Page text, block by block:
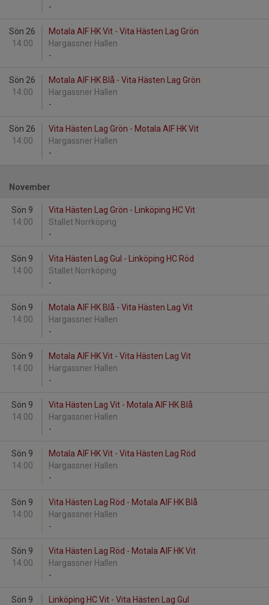
-
Sön 26
14:00
Motala AIF HK Vit - Vita Hästen Lag Grön
Hargassner Hallen
-
Sön 26
14:00
Motala AIF HK Blå - Vita Hästen Lag Grön
Hargassner Hallen
-
Sön 26
14:00
Vita Hästen Lag Grön - Motala AIF HK Vit
Hargassner Hallen
-
November
Sön 9
14:00
Vita Hästen Lag Grön - Linköping HC Vit
Stallet Norrköping
-
Sön 9
14:00
Vita Hästen Lag Gul - Linköping HC Röd
Stallet Norrköping
-
Sön 9
14:00
Motala AIF HK Blå - Vita Hästen Lag Vit
Hargassner Hallen
-
Sön 9
14:00
Motala AIF HK Vit - Vita Hästen Lag Vit
Hargassner Hallen
-
Sön 9
14:00
Vita Hästen Lag Vit - Motala AIF HK Blå
Hargassner Hallen
-
Sön 9
14:00
Motala AIF HK Vit - Vita Hästen Lag Röd
Hargassner Hallen
-
Sön 9
14:00
Vita Hästen Lag Röd - Motala AIF HK Blå
Hargassner Hallen
-
Sön 9
14:00
Vita Hästen Lag Röd - Motala AIF HK Vit
Hargassner Hallen
-
Sön 9
Linköping HC Vit - Vita Hästen Lag Gul